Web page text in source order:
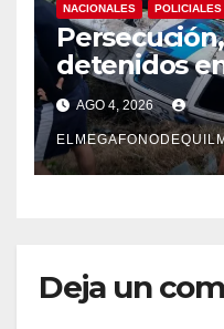
NACIONALES POLICIALES
detenidos
tras un
AGO 4, 2026
Deja un